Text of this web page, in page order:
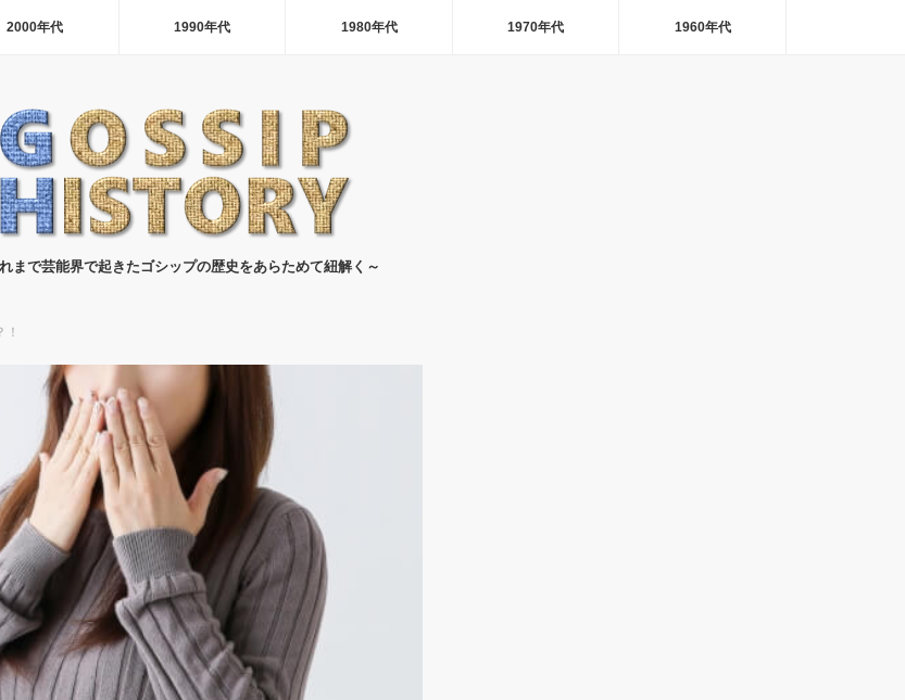
2000年代 1990年代 1980年代 1970年代 1960年代
まで芸能界で起きたゴシップの歴史をあらためて紐解く～